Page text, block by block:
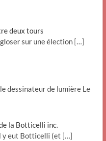
deux tours
sur une élection […]
dessinateur de lumière Le
la Botticelli inc.
y eut Botticelli (et […]